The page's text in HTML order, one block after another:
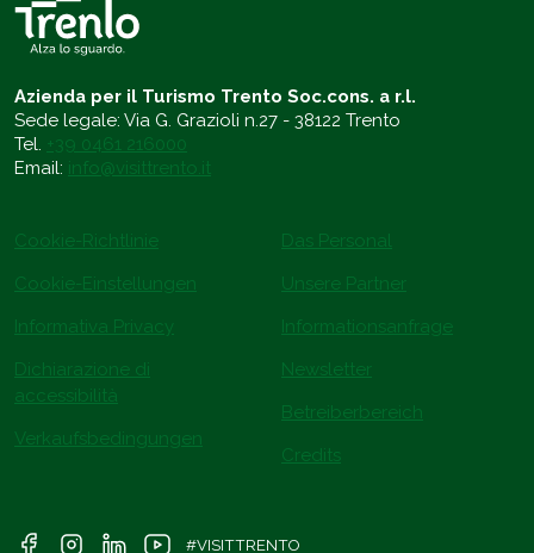
Azienda per il Turismo Trento Soc.cons. a r.l.
Sede legale: Via G. Grazioli n.27 - 38122 Trento
Tel. +39 0461 216000
Email: info@visittrento.it
Cookie-Richtlinie
Cookie-Einstellungen
Informativa Privacy
Dichiarazione di
accessibilità
Verkaufsbedingungen
Das Personal
Unsere Partner
Informationsanfrage
Newsletter
Betreiberbereich
Credits
#VISITTRENTO